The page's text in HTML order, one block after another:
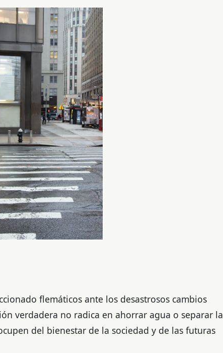
flemáticos ante los desastrosos cambios
verdadera no radica en ahorrar agua o separar la
del bienestar de la sociedad y de las futuras